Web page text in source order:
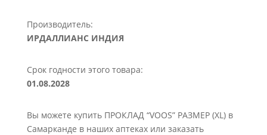
Производитель:
ИРДАЛЛИАНС ИНДИЯ
Срок годности этого товара:
01.08.2028
Вы можете купить ПРОКЛАД “VOOS” РАЗМЕР (XL) в
Самарканде в наших аптеках или заказать